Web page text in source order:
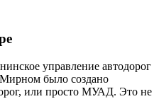
управление автодорог
было создано
или просто МУАД. Это не